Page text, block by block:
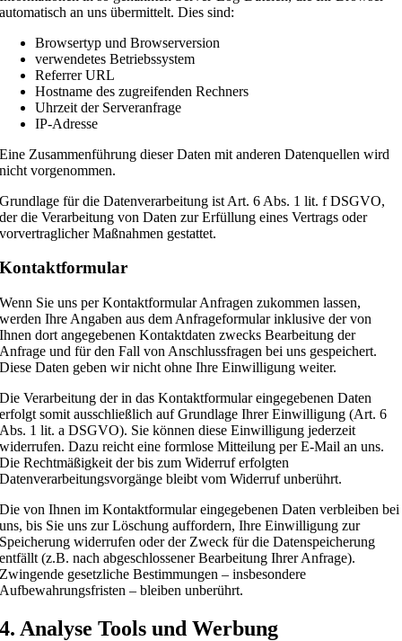
automatisch an uns übermittelt. Dies sind:
Browsertyp und Browserversion
verwendetes Betriebssystem
Referrer URL
Hostname des zugreifenden Rechners
Uhrzeit der Serveranfrage
IP-Adresse
Eine Zusammenführung dieser Daten mit anderen Datenquellen wird
nicht vorgenommen.
Grundlage für die Datenverarbeitung ist Art. 6 Abs. 1 lit. f DSGVO,
der die Verarbeitung von Daten zur Erfüllung eines Vertrags oder
vorvertraglicher Maßnahmen gestattet.
Kontaktformular
Wenn Sie uns per Kontaktformular Anfragen zukommen lassen,
werden Ihre Angaben aus dem Anfrageformular inklusive der von
Ihnen dort angegebenen Kontaktdaten zwecks Bearbeitung der
Anfrage und für den Fall von Anschlussfragen bei uns gespeichert.
Diese Daten geben wir nicht ohne Ihre Einwilligung weiter.
Die Verarbeitung der in das Kontaktformular eingegebenen Daten
erfolgt somit ausschließlich auf Grundlage Ihrer Einwilligung (Art. 6
Abs. 1 lit. a DSGVO). Sie können diese Einwilligung jederzeit
widerrufen. Dazu reicht eine formlose Mitteilung per E-Mail an uns.
Die Rechtmäßigkeit der bis zum Widerruf erfolgten
Datenverarbeitungsvorgänge bleibt vom Widerruf unberührt.
Die von Ihnen im Kontaktformular eingegebenen Daten verbleiben bei
uns, bis Sie uns zur Löschung auffordern, Ihre Einwilligung zur
Speicherung widerrufen oder der Zweck für die Datenspeicherung
entfällt (z.B. nach abgeschlossener Bearbeitung Ihrer Anfrage).
Zwingende gesetzliche Bestimmungen – insbesondere
Aufbewahrungsfristen – bleiben unberührt.
4. Analyse Tools und Werbung